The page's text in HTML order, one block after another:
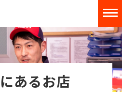
あるお店